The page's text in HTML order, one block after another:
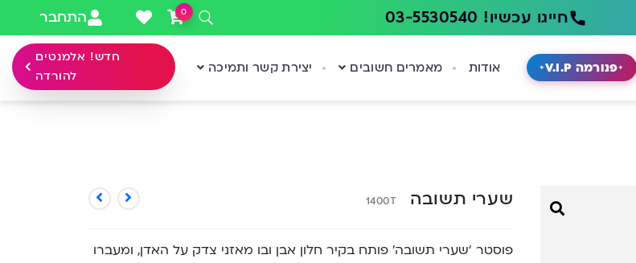
חייגו עכשיו! 03-5530540 0 התחבר
פנורמה V.I.P אודות מאמרים חשובים יצירת קשר ותמיכה
חדש! אלמנטים
להורדה
שערי תשובה 1400T
פוסטר ‘שערי תשובה’ פותח בקיר חלון אבן ובו מאזני צדק על האדן, ומעברו